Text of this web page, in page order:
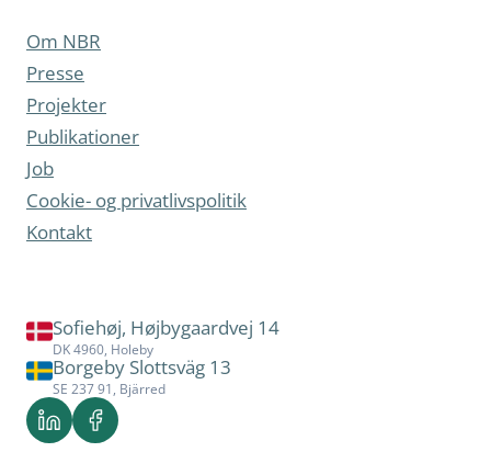
Om NBR
Presse
Projekter
Publikationer
Job
Cookie- og privatlivspolitik
Kontakt
Sofiehøj, Højbygaardvej 14
DK 4960, Holeby
Borgeby Slottsväg 13
SE 237 91, Bjärred